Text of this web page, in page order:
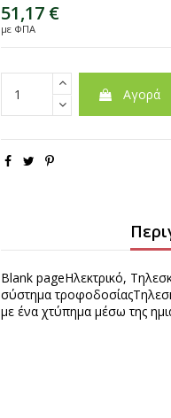
51,17 €
με ΦΠΑ
Αγορά
Blank pageΗλεκτρικό,
σύστημα
με ένα χτύπημα μέσω της